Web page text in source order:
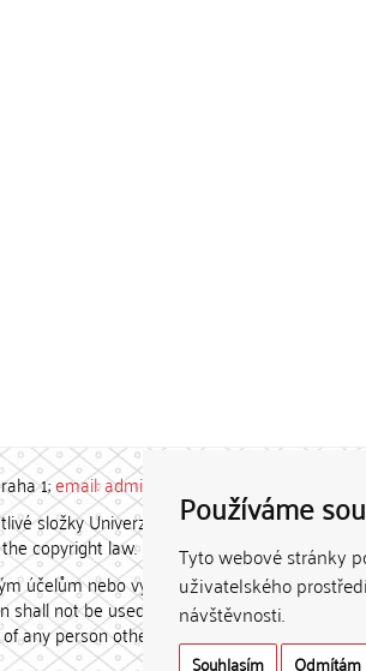
Používáme
Tyto webové stránky
uživatelského
návštěvnosti.
Souhlasím Odmítám
1;email: admin-repozitar [at] cuni.cz
složky Univerzity Karlovy. / Each
copyright law.
účelům nebo vydávány za studijní, vědeckou
not be used for any commercial purposes
any person other than the author.